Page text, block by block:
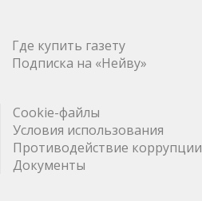
Где купить газету
Подписка на «Нейву»
Cookie-файлы
Условия использования
Противодействие коррупции
Документы